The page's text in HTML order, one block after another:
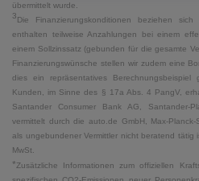
übermittelt wurde.
3Die Finanzierungskonditionen beziehen
enthalten teilweise Anzahlungen bei einem
einem Sollzinssatz (gebunden für die gesamte
Finanzierungswünsche stellen wir zudem eine
dies ein repräsentatives
Kunden, im Sinne des § 17a Abs. 4 PangV,
Santander Consumer Bank AG, Santander-
vermittelt durch die auto.de GmbH, Max-
als ungebundener Vermittler nicht beratend tätig
MwSt.
*Zusätzliche Informationen zum offiziellen